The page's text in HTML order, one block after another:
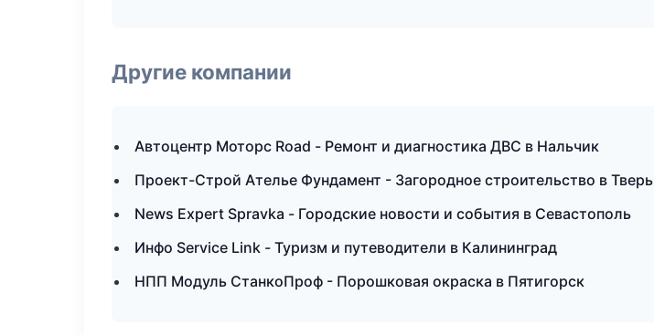
Другие компании
Автоцентр Моторс Road - Ремонт и диагностика ДВС в Нальчик
Проект-Строй Ателье Фундамент - Загородное строительство в Тверь
News Expert Spravka - Городские новости и события в Севастополь
Инфо Service Link - Туризм и путеводители в Калининград
НПП Модуль СтанкоПроф - Порошковая окраска в Пятигорск